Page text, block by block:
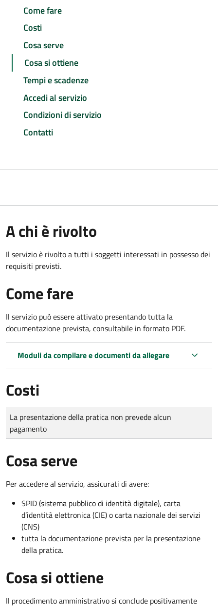
Come fare
Costi
Cosa serve
Cosa si ottiene
Tempi e scadenze
Accedi al servizio
Condizioni di servizio
Contatti
A chi è rivolto
Il servizio è rivolto a tutti i soggetti interessati in possesso dei
requisiti previsti.
Come fare
Il servizio può essere attivato presentando tutta la
documentazione prevista, consultabile in formato PDF.
Moduli da compilare e documenti da allegare
Costi
Tipo di pagamento
Importo
La presentazione della pratica non prevede alcun
pagamento
Cosa serve
Per accedere al servizio, assicurati di avere:
SPID (sistema pubblico di identità digitale), carta
d’identità elettronica (CIE) o carta nazionale dei servizi
(CNS)
tutta la documentazione prevista per la presentazione
della pratica.
Cosa si ottiene
Il procedimento amministrativo si conclude positivamente